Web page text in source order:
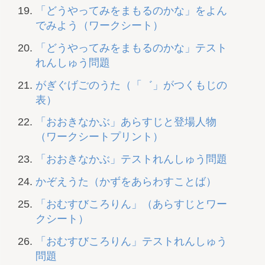
「どうやってみをまもるのかな」をよん
でみよう（ワークシート）
「どうやってみをまもるのかな」テスト
れんしゅう問題
がぎぐげごのうた（「゛」がつくもじの
表）
「おおきなかぶ」あらすじと登場人物
（ワークシートプリント）
「おおきなかぶ」テストれんしゅう問題
かぞえうた（かずをあらわすことば）
「おむすびころりん」（あらすじとワー
クシート）
「おむすびころりん」テストれんしゅう
問題